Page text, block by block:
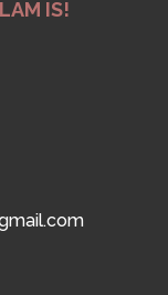
IS!